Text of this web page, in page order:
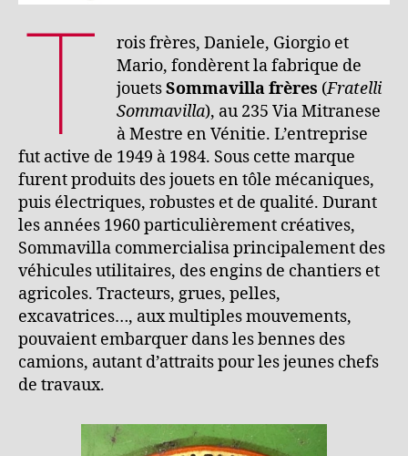
T
rois frères, Daniele, Giorgio et
Mario, fondèrent la fabrique de
jouetsSommavilla frères (Fratelli
Sommavilla), au 235 Via Mitranese
à Mestre en Vénitie. L’entreprise
fut active de 1949 à 1984. Sous cette marque
furent produits des jouets en tôle mécaniques,
puis électriques, robustes et de qualité. Durant
les années 1960 particulièrement créatives,
Sommavilla commercialisa principalement des
véhicules utilitaires, des engins de chantiers et
agricoles. Tracteurs, grues, pelles,
excavatrices…, aux multiples mouvements,
pouvaient embarquer dans les bennes des
camions, autant d’attraits pour les jeunes chefs
de travaux.